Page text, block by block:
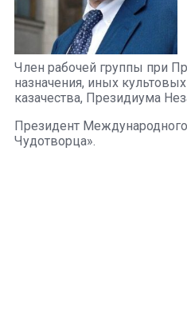
Член рабочей группы при
назначения, иных
казачества, Президиума
Президент
Чудотворца».